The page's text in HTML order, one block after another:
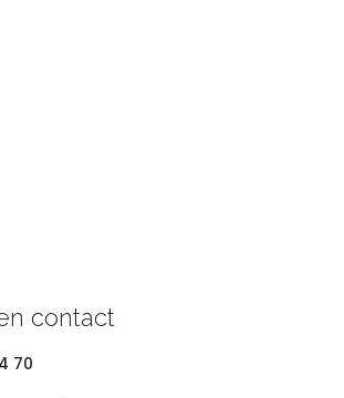
contact
70